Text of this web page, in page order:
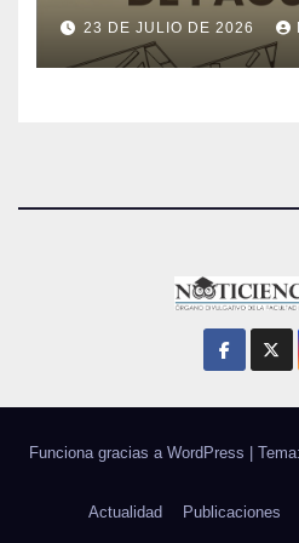
23 DE JULIO DE 2026
Funciona gracias a WordPress
Actualidad Publicaciones